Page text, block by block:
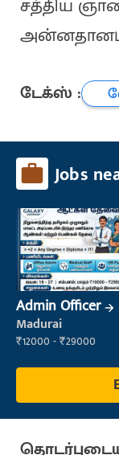
சத்திய
அன்னதானம்
டேக்ஸ் :
Jobs
Admin Officer
Madurai
₹12000 - ₹29000